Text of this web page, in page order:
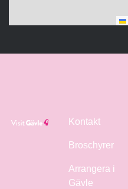
Kontakt
Broschyrer
Arrangera i
Gävle